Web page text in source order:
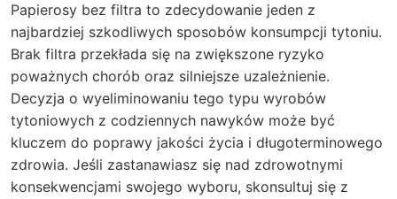
Papierosy bez filtra to zdecydowanie jeden z
najbardziej szkodliwych sposobów konsumpcji tytoniu.
Brak filtra przekłada się na zwiększone ryzyko
poważnych chorób oraz silniejsze uzależnienie.
Decyzja o wyeliminowaniu tego typu wyrobów
tytoniowych z codziennych nawyków może być
kluczem do poprawy jakości życia i długoterminowego
zdrowia. Jeśli zastanawiasz się nad zdrowotnymi
konsekwencjami swojego wyboru, skonsultuj się z